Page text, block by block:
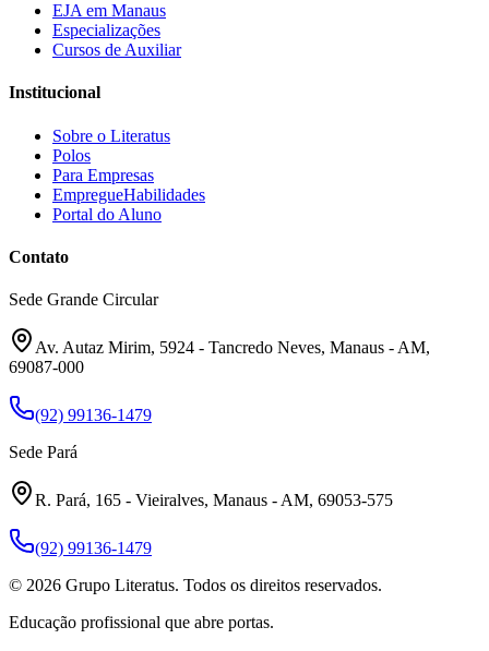
EJA em Manaus
Especializações
Cursos de Auxiliar
Institucional
Sobre o Literatus
Polos
Para Empresas
EmpregueHabilidades
Portal do Aluno
Contato
Sede Grande Circular
Av. Autaz Mirim, 5924 - Tancredo Neves, Manaus - AM,
69087-000
(92) 99136-1479
Sede Pará
R. Pará, 165 - Vieiralves, Manaus - AM, 69053-575
(92) 99136-1479
© 2026 Grupo Literatus. Todos os direitos reservados.
Educação profissional que abre portas.